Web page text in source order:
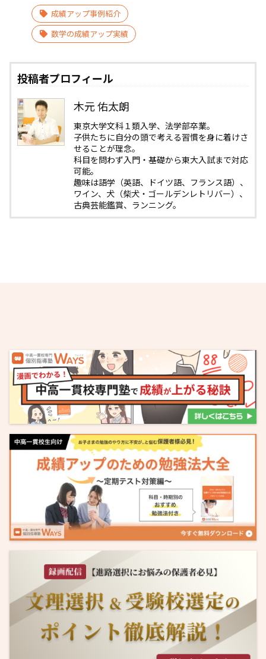
成績アップ事例紹介
数学の成績アップ実績
投稿者プロフィール
木元 佑太朗
東京大学文科１類入学、法学部卒業。
子供たちに自分の頭で考える習慣を身に着けさ
せることが理念。
科目を問わず入門・基礎から東大入試まで対応
可能。
趣味は語学（英語、ドイツ語、フランス語）、
ワイン、犬（柴犬・ゴールデンレトリバー）、
古典芸能鑑賞、ランニング。